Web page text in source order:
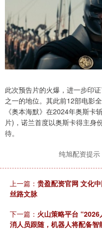
此次预告片的火爆，进一步印
之一的地位。其此前12部电影
《奥本海默》在2024年奥斯卡
片)，诺兰首度以奥斯卡得主身
待。
纯旭配资提示
上一篇： 贵盈配资官网 文化
丝路文脉
下一篇： 火山策略平台
消人员跟随，机器人将配备智